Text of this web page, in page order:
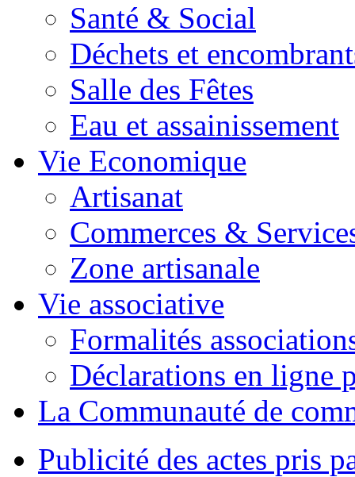
Santé & Social
Déchets et
Salle des Fêtes
Eau et assainissement
Vie Economique
Artisanat
Commerces &
Zone artisanale
Vie associative
Formalités
Déclarations en ligne
La Communauté de
Publicité des actes pris